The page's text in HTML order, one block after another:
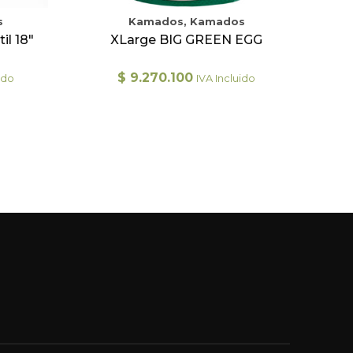
18″
Kamados, Kamados
XLarge BIG GREEN EGG
$ 9.270.100 IVA Incluido